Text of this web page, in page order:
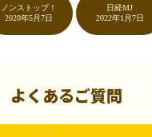
換して、プチ贅沢を楽しんでます♪
男性）
ジットカードを発行するだけで
ップ！
5月7日
日経MJ
2022年1月7日
よくあるご質問